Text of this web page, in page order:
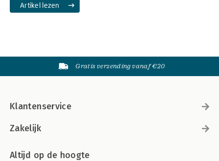
Artikel lezen
Gratis verzending vanaf €20
Klantenservice
Zakelijk
Altijd op de hoogte